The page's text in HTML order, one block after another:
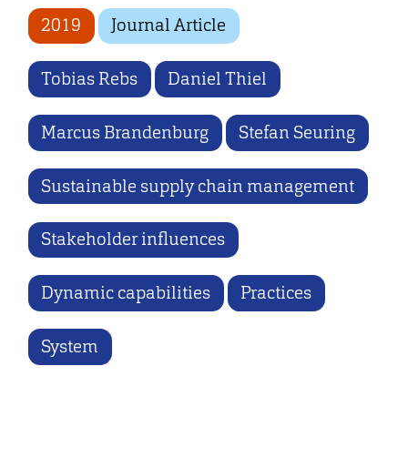
2019 Journal Article
Tobias Rebs Daniel Thiel
Marcus Brandenburg Stefan Seuring
Sustainable supply chain management
Stakeholder influences
Dynamic capabilities Practices
System